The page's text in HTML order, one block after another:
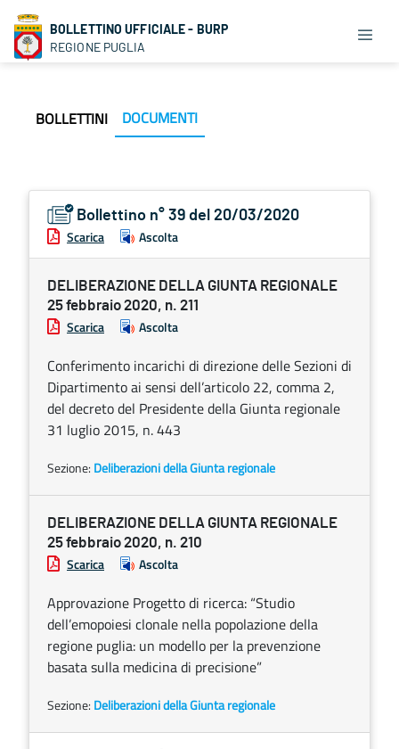
BOLLETTINO UFFICIALE - BURP
REGIONE PUGLIA
BOLLETTINI DOCUMENTI
Bollettino n° 39 del 20/03/2020
Scarica Ascolta
DELIBERAZIONE DELLA GIUNTA REGIONALE
25 febbraio 2020, n. 211
Scarica Ascolta
Conferimento incarichi di direzione delle Sezioni di
Dipartimento ai sensi dell’articolo 22, comma 2,
del decreto del Presidente della Giunta regionale
31 luglio 2015, n. 443
Sezione: Deliberazioni della Giunta regionale
DELIBERAZIONE DELLA GIUNTA REGIONALE
25 febbraio 2020, n. 210
Scarica Ascolta
Approvazione Progetto di ricerca: “Studio
dell’emopoiesi clonale nella popolazione della
regione puglia: un modello per la prevenzione
basata sulla medicina di precisione”
Sezione: Deliberazioni della Giunta regionale